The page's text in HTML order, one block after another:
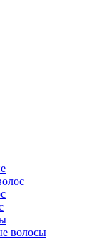
волосы